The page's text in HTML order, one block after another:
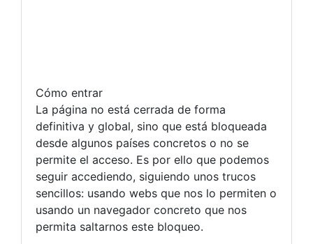
Cómo entrar
La página no está cerrada de forma
definitiva y global, sino que está bloqueada
desde algunos países concretos o no se
permite el acceso. Es por ello que podemos
seguir accediendo, siguiendo unos trucos
sencillos: usando webs que nos lo permiten o
usando un navegador concreto que nos
permita saltarnos este bloqueo.